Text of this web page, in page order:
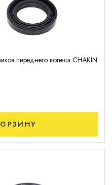
переднего колеса CHAKIN